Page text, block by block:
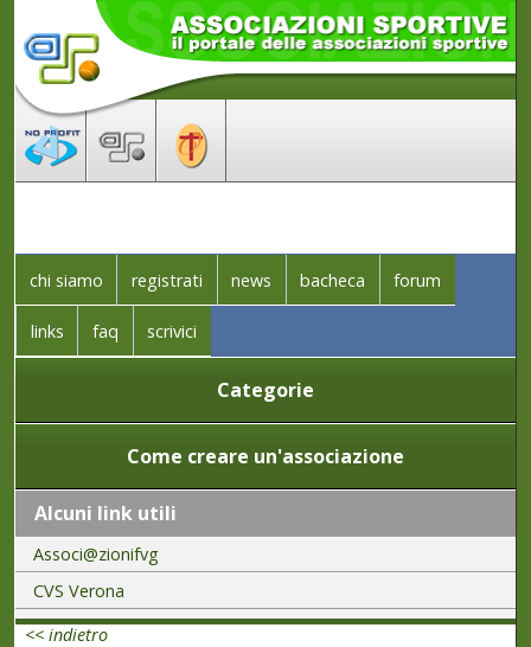
chi siamo registrati news bacheca forum
links faq scrivici
Categorie
Come creare un'associazione
Alcuni link utili
Associ@zionifvg
CVS Verona
<< indietro